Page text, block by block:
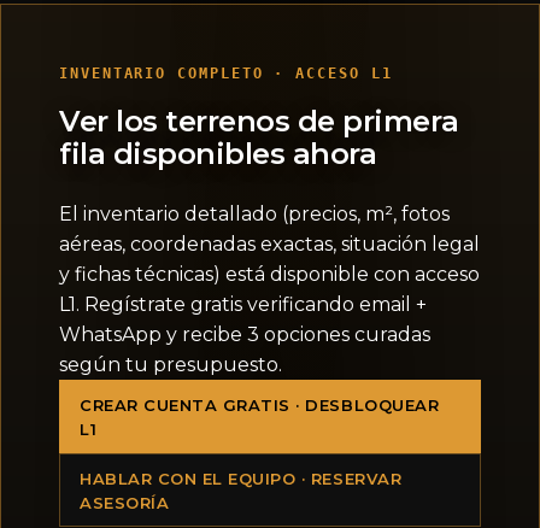
INVENTARIO COMPLETO · ACCESO L1
Ver los terrenos de primera
fila disponibles ahora
El inventario detallado (precios, m², fotos
aéreas, coordenadas exactas, situación legal
y fichas técnicas) está disponible con acceso
L1. Regístrate gratis verificando email +
WhatsApp y recibe 3 opciones curadas
según tu presupuesto.
CREAR CUENTA GRATIS · DESBLOQUEAR
L1
HABLAR CON EL EQUIPO · RESERVAR
ASESORÍA